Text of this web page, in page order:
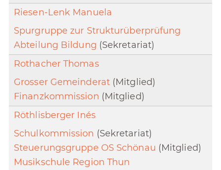
Riesen-Lenk Manuela
Spurgruppe zur Strukturüberprüfung
Abteilung Bildung (Sekretariat)
Rothacher Thomas
Grosser Gemeinderat(Mitglied)
Finanzkommission (Mitglied)
Röthlisberger Inés
Schulkommission (Sekretariat)
Steuerungsgruppe OS Schönau (Mitglied)
Musikschule Region Thun